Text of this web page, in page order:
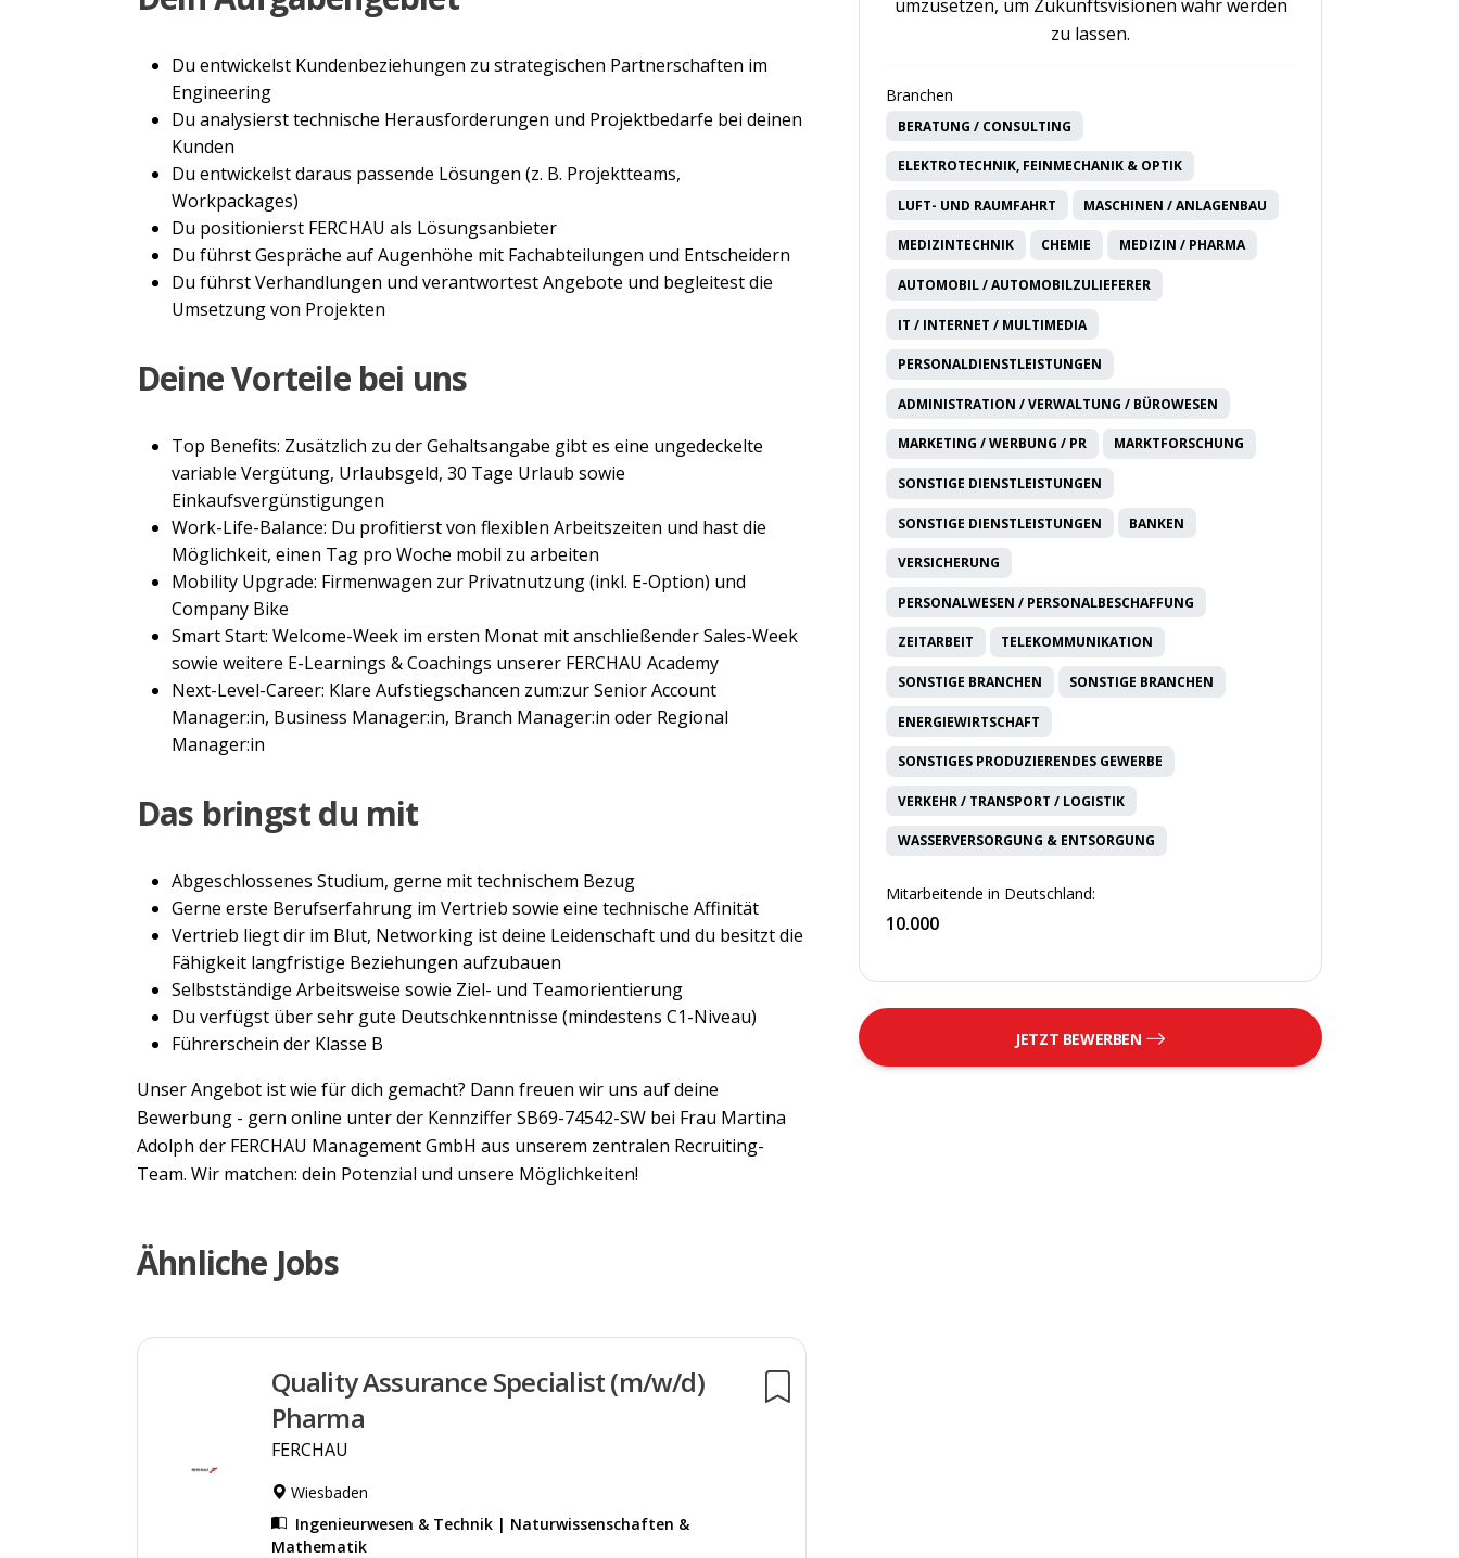
Du entwickelst Kundenbeziehungen zu strategischen Partnerschaften im
Engineering
Du analysierst technische Herausforderungen und Projektbedarfe bei deinen
Kunden
Du entwickelst daraus passende Lösungen (z. B. Projektteams,
Workpackages)
Du positionierst FERCHAU als Lösungsanbieter
Du führst Gespräche auf Augenhöhe mit Fachabteilungen und Entscheidern
Du führst Verhandlungen und verantwortest Angebote und begleitest die
Umsetzung von Projekten
Deine Vorteile bei uns
Top Benefits: Zusätzlich zu der Gehaltsangabe gibt es eine ungedeckelte
variable Vergütung, Urlaubsgeld, 30 Tage Urlaub sowie
Einkaufsvergünstigungen
Work-Life-Balance: Du profitierst von flexiblen Arbeitszeiten und hast die
Möglichkeit, einen Tag pro Woche mobil zu arbeiten
Mobility Upgrade: Firmenwagen zur Privatnutzung (inkl. E-Option) und
Company Bike
Smart Start: Welcome-Week im ersten Monat mit anschließender Sales-Week
sowie weitere E-Learnings & Coachings unserer FERCHAU Academy
Next-Level-Career: Klare Aufstiegschancen zum:zur Senior Account
Manager:in, Business Manager:in, Branch Manager:in oder Regional
Manager:in
Das bringst du mit
Abgeschlossenes Studium, gerne mit technischem Bezug
Gerne erste Berufserfahrung im Vertrieb sowie eine technische Affinität
Vertrieb liegt dir im Blut, Networking ist deine Leidenschaft und du besitzt die
Fähigkeit langfristige Beziehungen aufzubauen
Selbstständige Arbeitsweise sowie Ziel- und Teamorientierung
Du verfügst über sehr gute Deutschkenntnisse (mindestens C1-Niveau)
Führerschein der Klasse B
Unser Angebot ist wie für dich gemacht? Dann freuen wir uns auf deine
Bewerbung - gern online unter der Kennziffer SB69-74542-SW bei Frau Martina
Adolph der FERCHAU Management GmbH aus unserem zentralen Recruiting-
Team. Wir matchen: dein Potenzial und unsere Möglichkeiten!
Ähnliche Jobs
Quality Assurance Specialist (m/w/d)
Pharma
FERCHAU
Wiesbaden
Ingenieurwesen & Technik | Naturwissenschaften &
Mathematik
umzusetzen, um Zukunftsvisionen wahr werden
zu lassen.
Branchen
BERATUNG / CONSULTING
ELEKTROTECHNIK, FEINMECHANIK & OPTIK
LUFT- UND RAUMFAHRT MASCHINEN / ANLAGENBAU
MEDIZINTECHNIK CHEMIE MEDIZIN / PHARMA
AUTOMOBIL / AUTOMOBILZULIEFERER
IT / INTERNET / MULTIMEDIA
PERSONALDIENSTLEISTUNGEN
ADMINISTRATION / VERWALTUNG / BÜROWESEN
MARKETING / WERBUNG / PR MARKTFORSCHUNG
SONSTIGE DIENSTLEISTUNGEN
SONSTIGE DIENSTLEISTUNGEN BANKEN
VERSICHERUNG
PERSONALWESEN / PERSONALBESCHAFFUNG
ZEITARBEIT TELEKOMMUNIKATION
SONSTIGE BRANCHEN SONSTIGE BRANCHEN
ENERGIEWIRTSCHAFT
SONSTIGES PRODUZIERENDES GEWERBE
VERKEHR / TRANSPORT / LOGISTIK
WASSERVERSORGUNG & ENTSORGUNG
Mitarbeitende in Deutschland:
10.000
JETZT BEWERBEN